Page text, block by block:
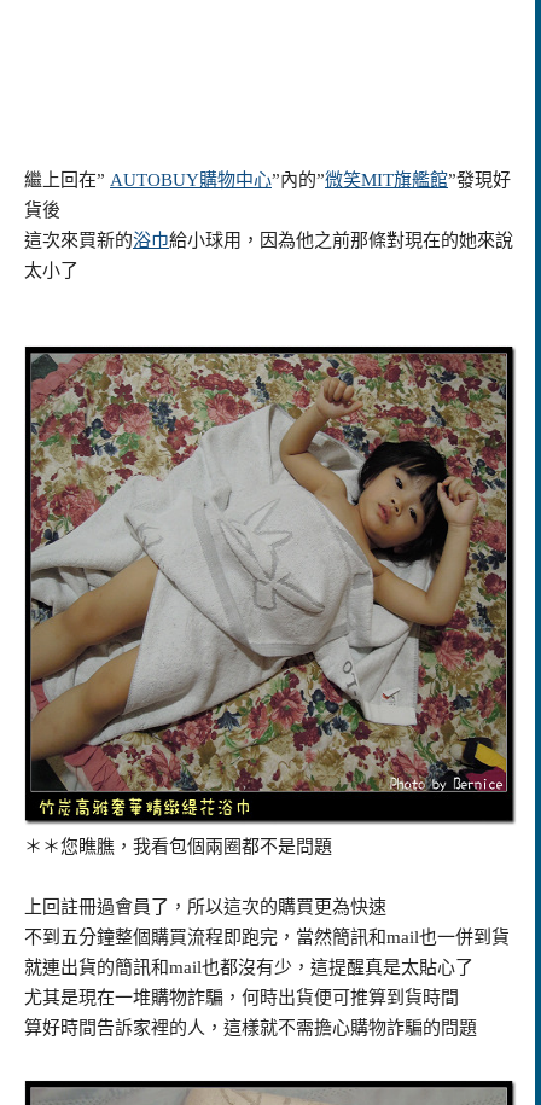
繼上回在” AUTOBUY購物中心”內的”微笑MIT旗艦館”發現好
貨後
這次來買新的浴巾給小球用，因為他之前那條對現在的她來說
太小了
＊＊您瞧膲，我看包個兩圈都不是問題
上回註冊過會員了，所以這次的購買更為快速
不到五分鐘整個購買流程即跑完，當然簡訊和mail也一併到貨
就連出貨的簡訊和mail也都沒有少，這提醒真是太貼心了
尤其是現在一堆購物詐騙，何時出貨便可推算到貨時間
算好時間告訴家裡的人，這樣就不需擔心購物詐騙的問題